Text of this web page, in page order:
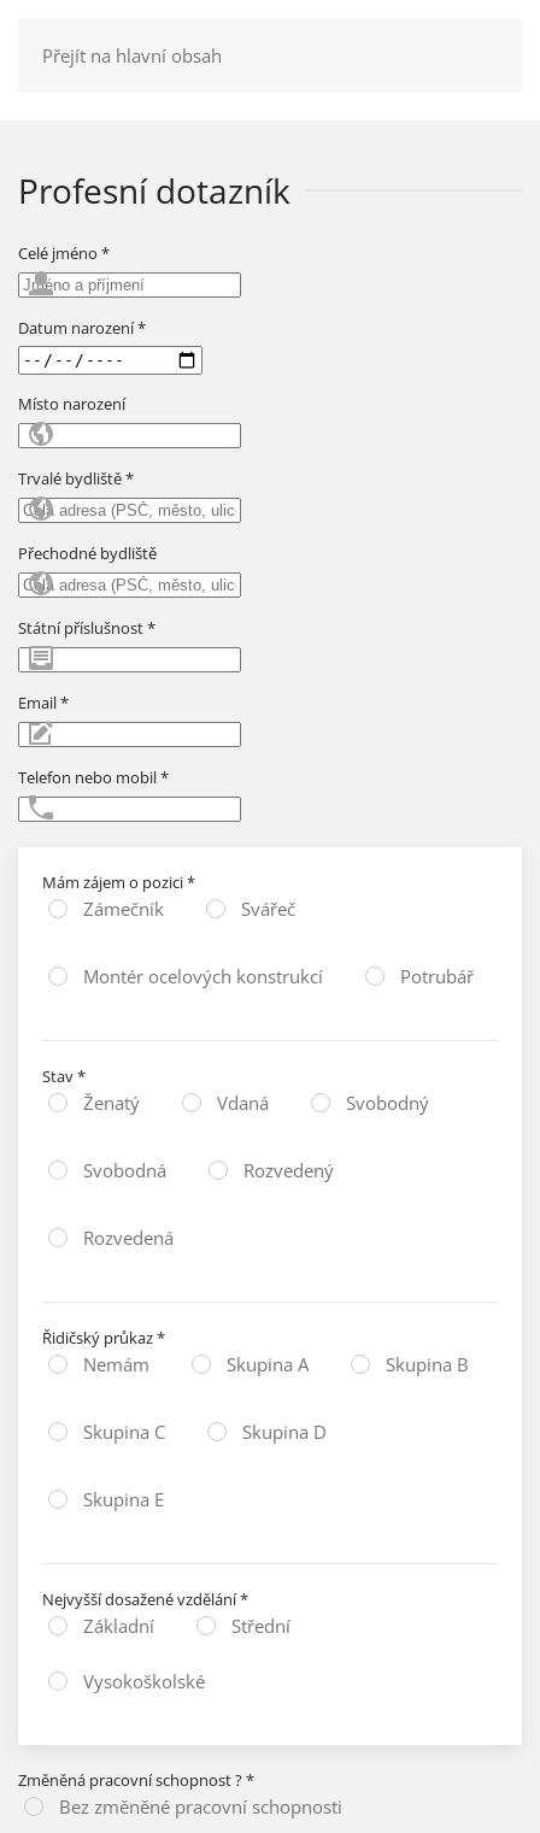
Přejít na hlavní obsah
Profesní dotazník
Celé jméno *
Datum narození*
Místo narození
Trvalé bydliště*
Přechodné bydliště
Státní příslušnost*
Email*
Telefon nebo mobil*
Mám zájem o pozici*
Zámečník Svářeč
Montér ocelových konstrukcí Potrubář
Stav*
Ženatý Vdaná Svobodný
Svobodná Rozvedený
Rozvedená
Řidičský průkaz*
Nemám Skupina A Skupina B
Skupina C Skupina D
Skupina E
Nejvyšší dosažené vzdělání*
Základní Střední
Vysokoškolské
Změněná pracovní schopnost ?*
Bez změněné pracovní schopnosti